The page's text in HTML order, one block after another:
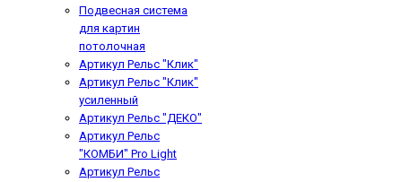
Подвесная система
для картин
потолочная
Артикул Рельс "Клик"
Артикул Рельс "Клик"
усиленный
Артикул Рельс "ДЕКО"
Артикул Рельс
"КОМБИ" Pro Light
Артикул Рельс